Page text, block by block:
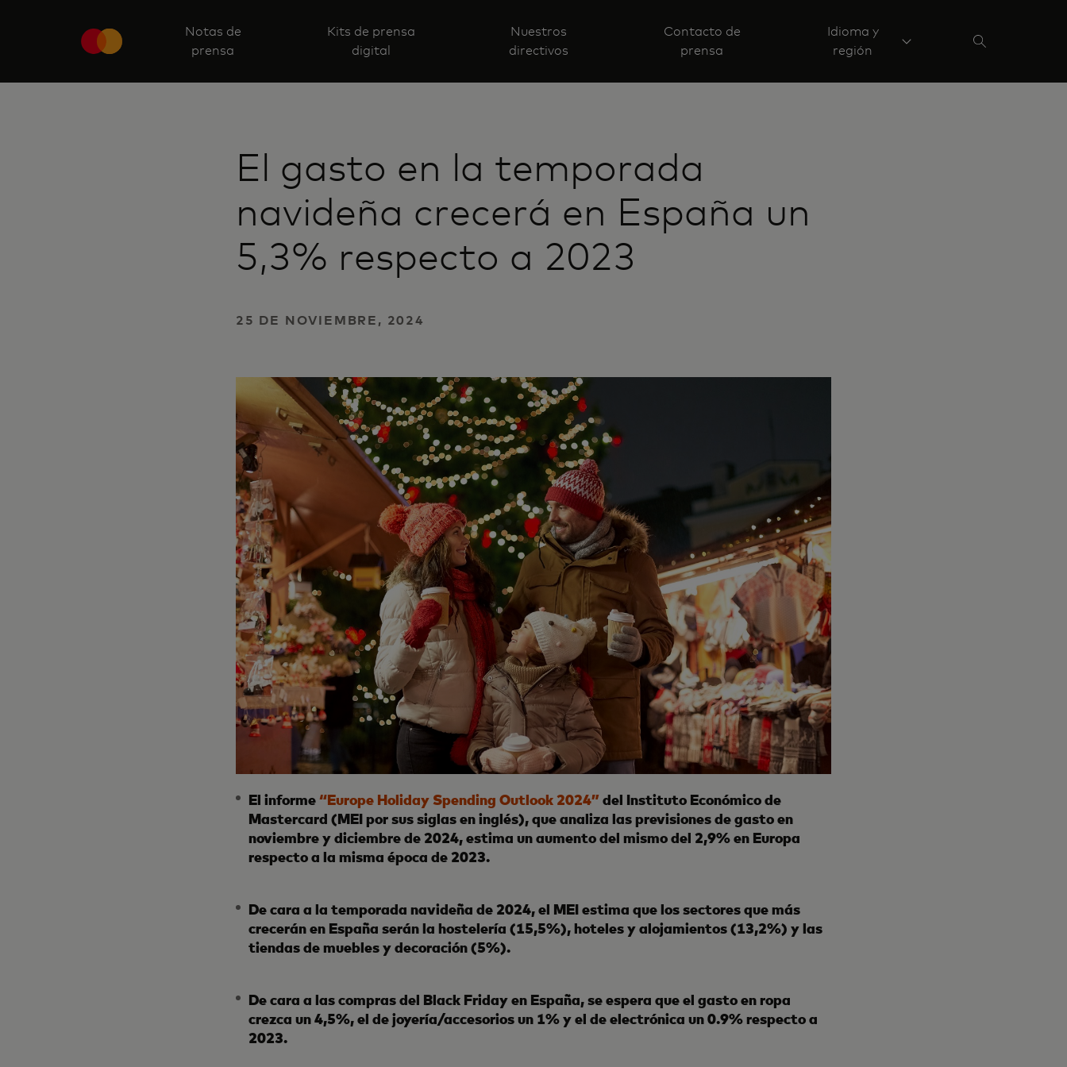
Notas de
prensa
Kits de prensa
digital
Nuestros
directivos
Contacto de
prensa
Idioma y
región
El gasto en la temporada
navideña crecerá en España un
5,3% respecto a 2023
25 DE NOVIEMBRE, 2024
El informe“Europe Holiday Spending Outlook 2024”del Instituto Económico de
Mastercard (MEI por sus siglas en inglés), que analiza las previsiones de gasto en
noviembre y diciembre de 2024, estima un aumento del mismo del 2,9% en Europa
respecto a la misma época de 2023.
De cara a la temporada navideña de 2024, el MEI estima que los sectores que más
crecerán en España serán la hostelería (15,5%), hoteles y alojamientos (13,2%) y las
tiendas de muebles y decoración (5%).
De cara a las compras del Black Friday en España, se espera que el gasto en ropa
crezca un 4,5%, el de joyería/accesorios un 1% y el de electrónica un 0.9% respecto a
2023.